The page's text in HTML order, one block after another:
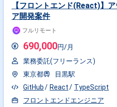
【フロントエンド(React)】
ア開発案件
フルリモート
690,000円/月
業務委託(フリーランス)
東京都
目黒駅
GitHub
React
TypeScript
フロントエンドエンジニア